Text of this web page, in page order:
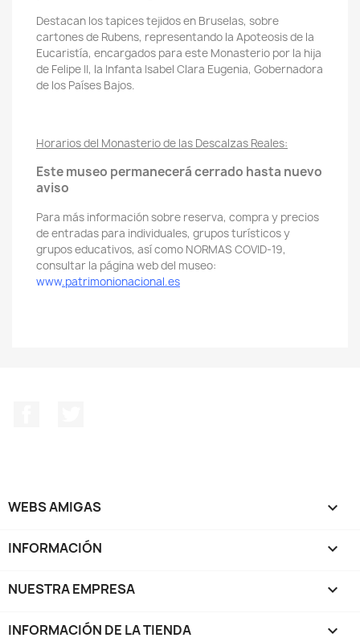
Destacan los tapices tejidos en Bruselas, sobre
cartones de Rubens, representando la Apoteosis de la
Eucaristía, encargados para este Monasterio por la hija
de Felipe II, la Infanta Isabel Clara Eugenia, Gobernadora
de los Países Bajos.
Horarios del Monasterio de las Descalzas Reales:
Este museo permanecerá cerrado hasta nuevo
aviso
Para más información sobre reserva, compra y precios
de entradas para individuales, grupos turísticos y
grupos educativos, así como NORMAS COVID-19,
consultar la página web del museo:
www.patrimonionacional.es
WEBS AMIGAS 
INFORMACIÓN 
NUESTRA EMPRESA 
INFORMACIÓN DE LA TIENDA keyboard_arrow_down